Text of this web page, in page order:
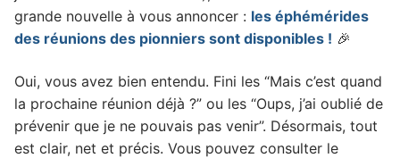
grande nouvelle à vous annoncer : les éphémérides
des réunions des pionniers sont disponibles ! 🎉
Oui, vous avez bien entendu. Fini les “Mais c’est quand
la prochaine réunion déjà ?” ou les “Oups, j’ai oublié de
prévenir que je ne pouvais pas venir”. Désormais, tout
est clair, net et précis. Vous pouvez consulter le